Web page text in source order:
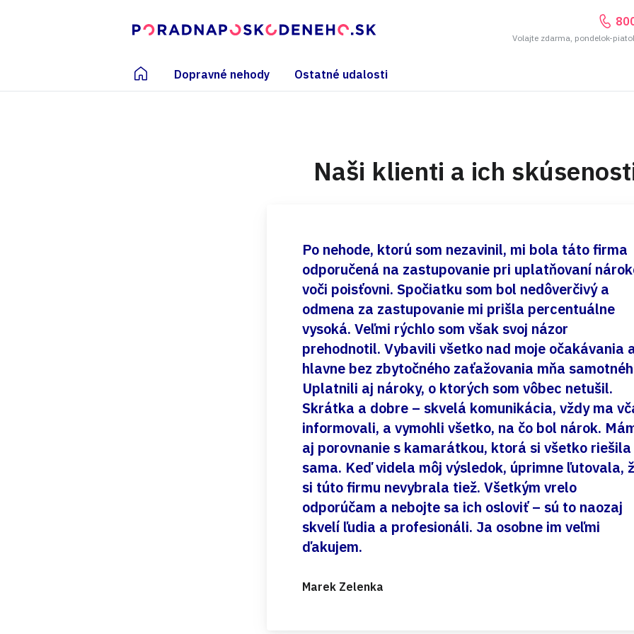
Volajte zdarma, pondelok-
Dopravné nehody Ostatné udalosti
Naši klienti a ich
Po nehode, ktorú som nezavinil, mi bola táto firma
odporučená na zastupovanie pri uplatňovaní
voči poisťovni. Spočiatku som bol nedôverčivý a
odmena za zastupovanie mi prišla percentuálne
vysoká. Veľmi rýchlo som však svoj názor
prehodnotil. Vybavili všetko nad moje očakávania
hlavne bez zbytočného zaťažovania mňa
Uplatnili aj nároky, o ktorých som vôbec netušil.
Skrátka a dobre – skvelá komunikácia, vždy ma
informovali, a vymohli všetko, na čo bol nárok.
aj porovnanie s kamarátkou, ktorá si všetko riešila
sama. Keď videla môj výsledok, úprimne ľutovala,
si túto firmu nevybrala tiež. Všetkým vrelo
odporúčam a nebojte sa ich osloviť – sú to naozaj
skvelí ľudia a profesionáli. Ja osobne im veľmi
ďakujem.
Marek Zelenka